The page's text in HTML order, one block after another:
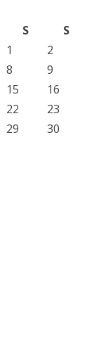
S
S
1
2
8
9
15
16
22
23
29
30